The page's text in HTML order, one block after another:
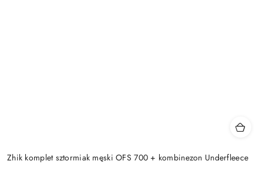
Zhik komplet sztormiak męski OFS 700 + kombinezon Underfleece